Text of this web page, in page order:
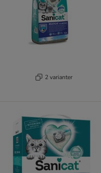
2 varianter